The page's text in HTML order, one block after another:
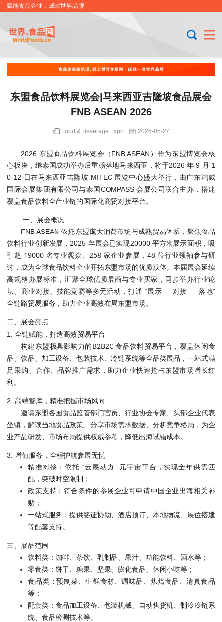
赋能食品企业，成就世界品牌
东盟食品饮料展览会|马来西亚吉隆坡食品展会
FNB ASEAN 2026
Food & Beverage Expo 2026-05-27
2026 东盟食品饮料展览会（FNB ASEAN）作为东盟博览会核
心板块，继泰国成功举办后重磅落地马来西亚，将于2026 年 9 月 1
0-12 日在马来西亚吉隆坡 MITEC 展览中心盛大举行，由广东鸿威
国际会展集团有限公司与泰国COMPASS 会展公司联合主办，搭建
覆盖食品饮料全产业链的国际化商贸对接平台。
一、展会概况
FNB ASEAN 依托东盟庞大消费市场与成熟贸易体系，聚焦食品
饮料行业创新发展，2025 年展会已实现20000 平方米展示面积，吸
引 超 19000 名专业观众、258 家企业参展，48 位行业领袖参与研
讨，成为全球食品饮料企业开拓东盟市场的优质载体。本届展会延续
高规格办展标准，汇聚全球优质展商与专业买家，同步举办行业论
坛、商业对接、技能竞赛等多元活动，打通 “展示 — 对接 — 落地”
全链路贸易服务，助力企业高效布局东盟市场。
二、展会亮点
1. 全链赋能，打造高效贸易平台
构建东盟极具影响力的B2B2C 食品饮料贸易平台 ，覆盖休闲食
品、饮品、加工设备、包装技术、冷链系统等全品类展品，一站式满
足采购、合作、品牌推广需求，助力企业快速抢占东盟市场增长红
利。
2. 高端智库，精准把握市场风向
邀请东盟各国食品监管部门官员、行业协会专家、头部企业代表
坐镇，解读当地食品政策、分享市场需求数据、分析竞争格局，为企
业产品研发、市场布局提供权威参考，降低出海试错成本。
3. 增值服务，全程护航参展无忧
精准对接：依托 “云展动力” 元宇宙平台，实现全年供需匹
配，突破时空限制；
政策支持：符合条件的参展企业可申请中国企业出海相关补
贴；
一站式服务：提供签证协助、酒店预订、本地物流、展位搭建
等配套支持。
三、展品范围
饮料类：咖啡、茶饮、乳制品、果汁、功能饮料、酒水等；
零食类：饼干、糖果、坚果、膨化食品、休闲小吃等；
食品类：预制菜、生鲜食材、调味品、烘焙食品、清真食品
等；
配套类：食品加工设备、包装机械、自动售货机、制冷冷链系
统、食品检测技术等。